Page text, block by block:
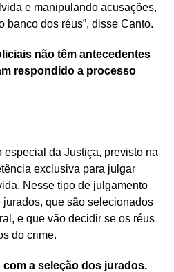
e manipulando acusações,
banco dos réus”, disse Canto.
não têm antecedentes
respondido a processo
especial da Justiça, previsto na
exclusiva para julgar
Nesse tipo de julgamento
jurados, que são selecionados
e que vão decidir se os réus
do crime.
a seleção dos jurados.